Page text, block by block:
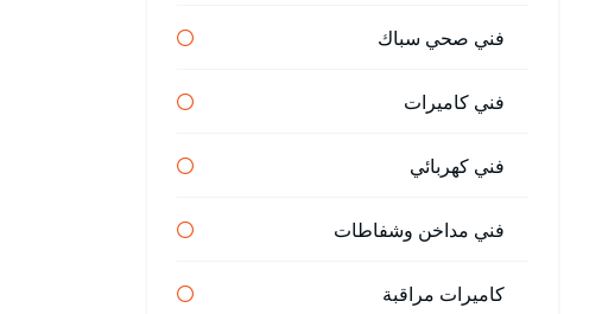
فني صحي سباك
فني كاميرات
فني كهربائي
فني مداخن وشفاطات
كاميرات مراقبة